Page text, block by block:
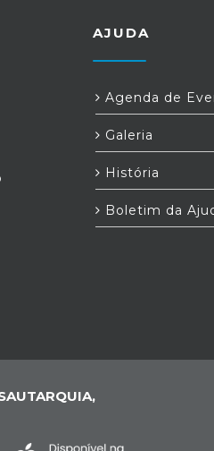
AJUDA
Agenda de
Galeria
História
Boletim da